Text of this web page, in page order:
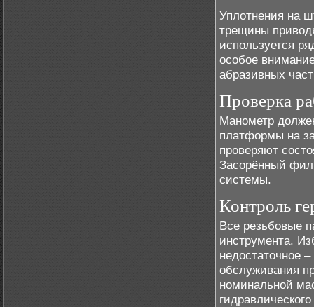
Уплотнения на
трещины
используется
особое
абразивных
Проверка
Манометр
платформы на
проверяют
Засорённый
системы.
Контроль
Все резьбовые
инструмента.
недостаточное
обслуживания
номинальной